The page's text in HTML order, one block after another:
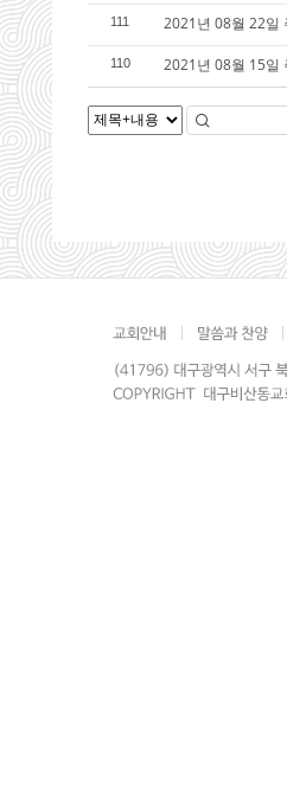
111 2021년 08월 22일
110 2021년 08월 15일